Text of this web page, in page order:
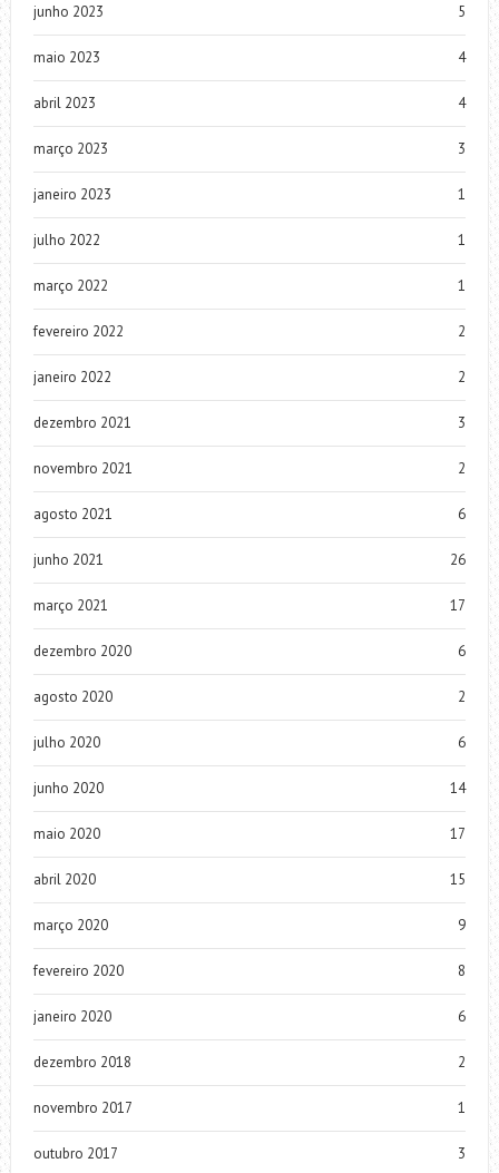
junho 2023 5
maio 2023 4
abril 2023 4
março 2023 3
janeiro 2023 1
julho 2022 1
março 2022 1
fevereiro 2022 2
janeiro 2022 2
dezembro 2021 3
novembro 2021 2
agosto 2021 6
junho 2021 26
março 2021 17
dezembro 2020 6
agosto 2020 2
julho 2020 6
junho 2020 14
maio 2020 17
abril 2020 15
março 2020 9
fevereiro 2020 8
janeiro 2020 6
dezembro 2018 2
novembro 2017 1
outubro 2017 3